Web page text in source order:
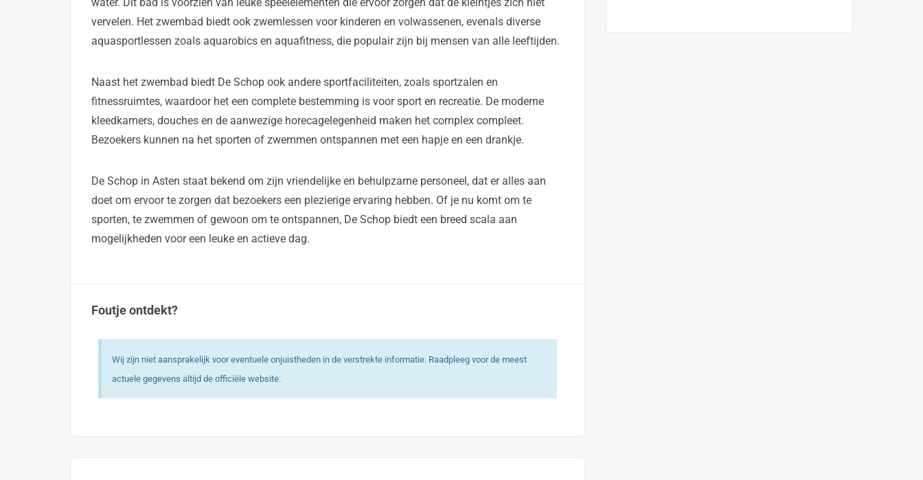
vervelen. Het zwembad biedt ook zwemlessen voor kinderen en volwassenen, evenals diverse
aquasportlessen zoals aquarobics en aquafitness, die populair zijn bij mensen van alle leeftijden.
Naast het zwembad biedt De Schop ook andere sportfaciliteiten, zoals sportzalen en
fitnessruimtes, waardoor het een complete bestemming is voor sport en recreatie. De moderne
kleedkamers, douches en de aanwezige horecagelegenheid maken het complex compleet.
Bezoekers kunnen na het sporten of zwemmen ontspannen met een hapje en een drankje.
De Schop in Asten staat bekend om zijn vriendelijke en behulpzame personeel, dat er alles aan
doet om ervoor te zorgen dat bezoekers een plezierige ervaring hebben. Of je nu komt om te
sporten, te zwemmen of gewoon om te ontspannen, De Schop biedt een breed scala aan
mogelijkheden voor een leuke en actieve dag.
Foutje ontdekt?
Wij zijn niet aansprakelijk voor eventuele onjuistheden in de verstrekte informatie. Raadpleeg voor de meest
actuele gegevens altijd de officiële website.